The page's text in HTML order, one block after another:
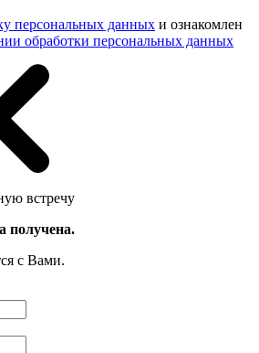
персональных данных и ознакомлен
обработки персональных данных
встречу
получена.
с Вами.